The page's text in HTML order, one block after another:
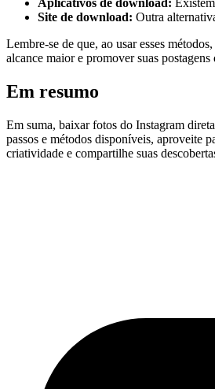
Site de download: Outra
Lembre-se de que, ⁣ao usar esses‌
alcance maior​ e promover suas postagens
Em resumo
Em suma, baixar fotos do⁣ Instagram
passos e ⁤métodos disponíveis, aproveite
criatividade e compartilhe ​suas